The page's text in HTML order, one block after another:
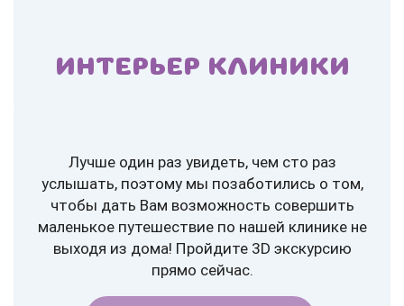
ИНТЕРЬЕР КЛИНИКИ
Лучше один раз увидеть, чем сто раз
услышать, поэтому мы позаботились о том,
чтобы дать Вам возможность совершить
маленькое путешествие по нашей клинике не
выходя из дома! Пройдите 3D экскурсию
прямо сейчас.